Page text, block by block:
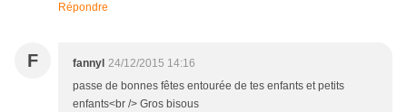
Répondre
F fannyl 24/12/2015 14:16
passe de bonnes fêtes entourée de tes enfants et petits
enfants<br /> Gros bisous